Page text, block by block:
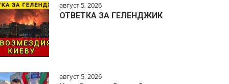
август 5, 2026
ОТВЕТКА ЗА ГЕЛЕНДЖИК
август 5, 2026